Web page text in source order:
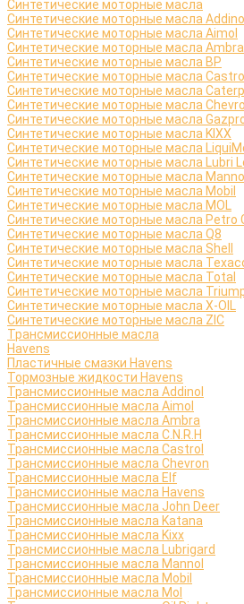
Синтетические моторные масла
Синтетические моторные масла Addinol
Синтетические моторные масла Aimol
Синтетические моторные масла Ambra
Синтетические моторные масла BP
Синтетические моторные масла Castrol
Синтетические моторные масла
Синтетические моторные масла
Синтетические моторные масла
Синтетические моторные масла KIXX
Синтетические моторные масла
Синтетические моторные масла Lubri
Синтетические моторные масла Mannol
Синтетические моторные масла Mobil
Синтетические моторные масла MOL
Синтетические моторные масла Petro
Синтетические моторные масла Q8
Синтетические моторные масла Shell
Синтетические моторные масла
Синтетические моторные масла Total
Синтетические моторные масла
Синтетические моторные масла X-OIL
Синтетические моторные масла ZIC
Трансмиссионные масла
Havens
Пластичные смазки Havens
Тормозные жидкости Havens
Трансмиссионные масла Addinol
Трансмиссионные масла Aimol
Трансмиссионные масла Ambra
Трансмиссионные масла C.N.R.H
Трансмиссионные масла Castrol
Трансмиссионные масла Chevron
Трансмиссионные масла Elf
Трансмиссионные масла Havens
Трансмиссионные масла John Deer
Трансмиссионные масла Katana
Трансмиссионные масла Kixx
Трансмиссионные масла Lubrigard
Трансмиссионные масла Mannol
Трансмиссионные масла Mobil
Трансмиссионные масла Mol